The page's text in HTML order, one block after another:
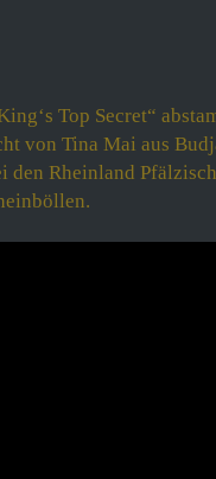
Top Secret“
von Tina Mai aus
den Rheinland